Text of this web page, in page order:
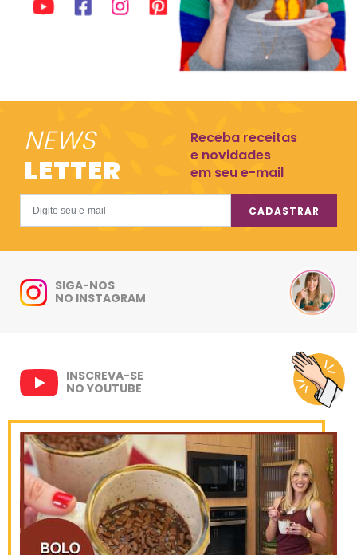
NEWS
LETTER
Receba receitas
e novidades
em seu e-mail
CADASTRAR
SIGA-NOS
NO INSTAGRAM
INSCREVA-SE
NO YOUTUBE